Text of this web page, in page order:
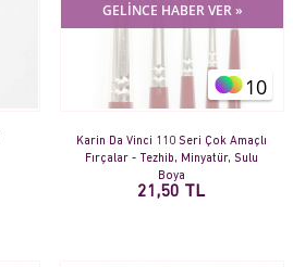
10
GELİNCE HABER VER »
Karin Da Vinci 110 Seri Çok Amaçlı
Fırçalar - Tezhib, Minyatür, Sulu
Boya
21,50 TL